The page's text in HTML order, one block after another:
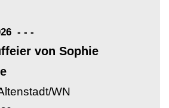
- - -
von Sophie
WN